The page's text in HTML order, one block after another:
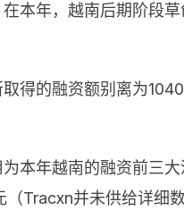
本年，越南后期阶段
得的融资额别离为
本年越南的融资前三
Tracxn并未供给详细